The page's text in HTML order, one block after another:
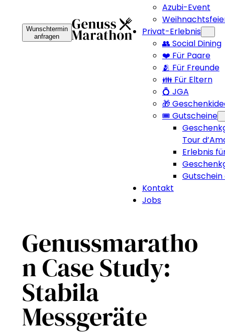
Azubi-Event
Privat-Erlebnis
👥 Social Dining
❤️ Für Paare
🫂 Für Freunde
👪 Für Eltern
💍 JGA
🎁
🎟️ Gutscheine
Tour
Erlebnis
Gutschein
Kontakt
Jobs
Wunschtermin
anfragen
Genussmaratho
n Case Study:
Stabila
Messgeräte